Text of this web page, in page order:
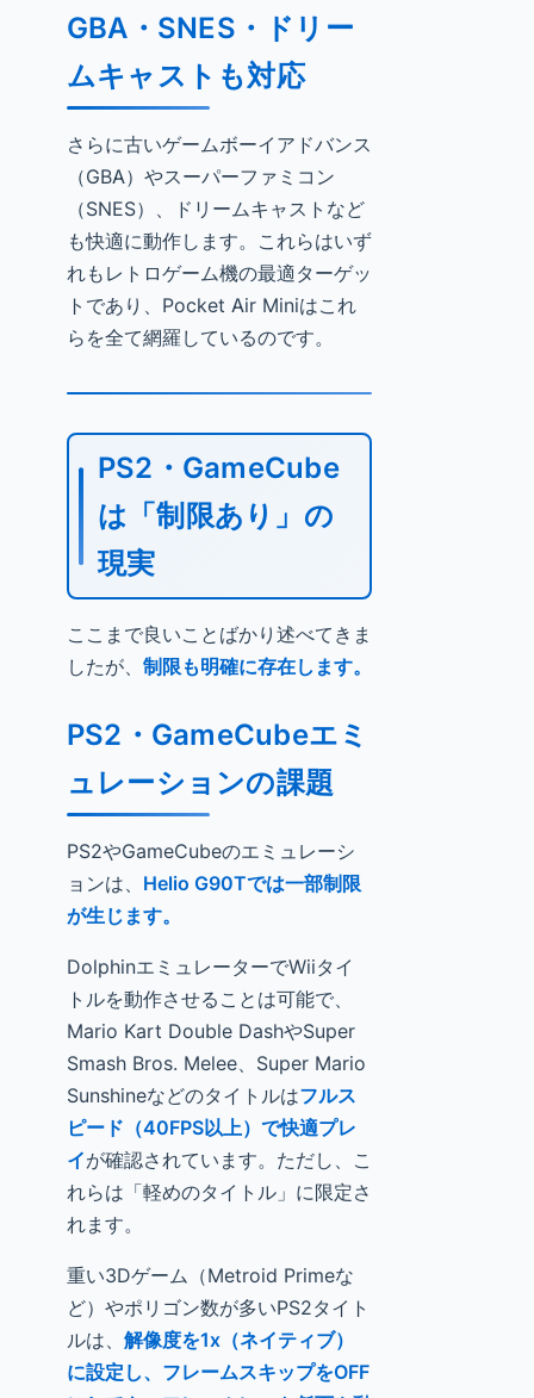
GBA・SNES・ドリー
ムキャストも対応
さらに古いゲームボーイアドバンス
（GBA）やスーパーファミコン
（SNES）、ドリームキャストなど
も快適に動作します。これらはいず
れもレトロゲーム機の最適ターゲッ
トであり、Pocket Air Miniはこれ
らを全て網羅しているのです。
PS2・GameCube
は「制限あり」の
現実
ここまで良いことばかり述べてきま
したが、 制限も明確に存在します。
PS2・GameCubeエミ
ュレーションの課題
PS2やGameCubeのエミュレーシ
ョンは、 Helio G90Tでは一部制限
が生じます。
DolphinエミュレーターでWiiタイ
トルを動作させることは可能で、
Mario Kart Double DashやSuper
Smash Bros. Melee、Super Mario
Sunshineなどのタイトルはフルス
ピード（40FPS以上）で快適プレ
イが確認されています。ただし、こ
れらは「軽めのタイトル」に限定さ
れます。
重い3Dゲーム（Metroid Primeな
ど）やポリゴン数が多いPS2タイト
ルは、 解像度を1x（ネイティブ）
に設定し、フレームスキップをOFF